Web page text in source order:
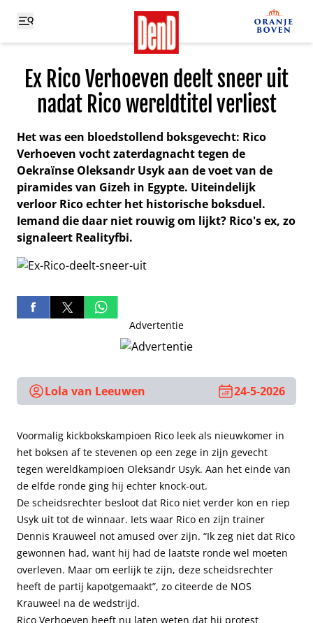
Ex Rico Verhoeven deelt sneer uit
nadat Rico wereldtitel verliest
Het was een bloedstollend boksgevecht: Rico
Verhoeven vocht zaterdagnacht tegen de
Oekraïnse Oleksandr Usyk aan de voet van de
piramides van Gizeh in Egypte. Uiteindelijk
verloor Rico echter het historische boksduel.
Iemand die daar niet rouwig om lijkt? Rico's ex, zo
signaleert Realityfbi.
Advertentie
Lola van Leeuwen 24-5-2026
Voormalig kickbokskampioen Rico leek als nieuwkomer in
het boksen af te stevenen op een zege in zijn gevecht
tegen wereldkampioen Oleksandr Usyk. Aan het einde van
de elfde ronde ging hij echter knock-out.
De scheidsrechter besloot dat Rico niet verder kon en riep
Usyk uit tot de winnaar. Iets waar Rico en zijn trainer
Dennis Krauweel not amused over zijn. “Ik zeg niet dat Rico
gewonnen had, want hij had de laatste ronde wel moeten
overleven. Maar om eerlijk te zijn, deze scheidsrechter
heeft de partij kapotgemaakt”, zo citeerde de NOS
Krauweel na de wedstrijd.
Rico Verhoeven heeft nu laten weten dat hij protest